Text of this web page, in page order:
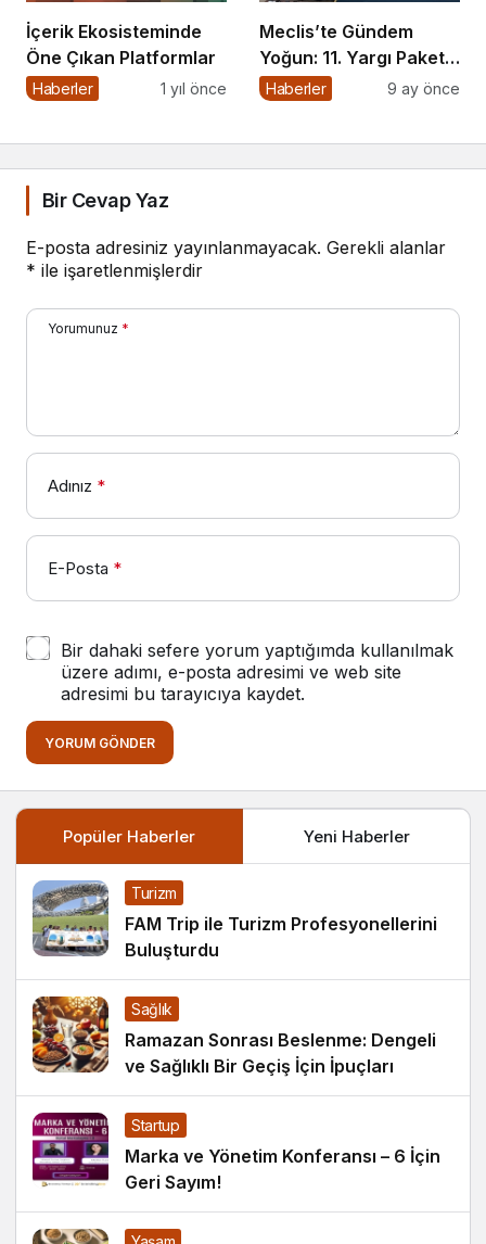
İçerik Ekosisteminde
Öne Çıkan Platformlar
Haberler 1 yıl önce
Meclis’te Gündem
Yoğun: 11. Yargı Paketi
ve Memur Zammında
Haberler 9 ay önce
Bir Cevap Yaz
E-posta adresiniz yayınlanmayacak. Gerekli alanlar
* ile işaretlenmişlerdir
Yorumunuz *
Adınız *
E-Posta *
Bir dahaki sefere yorum yaptığımda kullanılmak
üzere adımı, e-posta adresimi ve web site
adresimi bu tarayıcıya kaydet.
YORUM GÖNDER
Popüler Haberler Yeni Haberler
Turizm
FAM Trip ile Turizm Profesyonellerini
Buluşturdu
Sağlık
Ramazan Sonrası Beslenme: Dengeli
ve Sağlıklı Bir Geçiş İçin İpuçları
Startup
Marka ve Yönetim Konferansı – 6 İçin
Geri Sayım!